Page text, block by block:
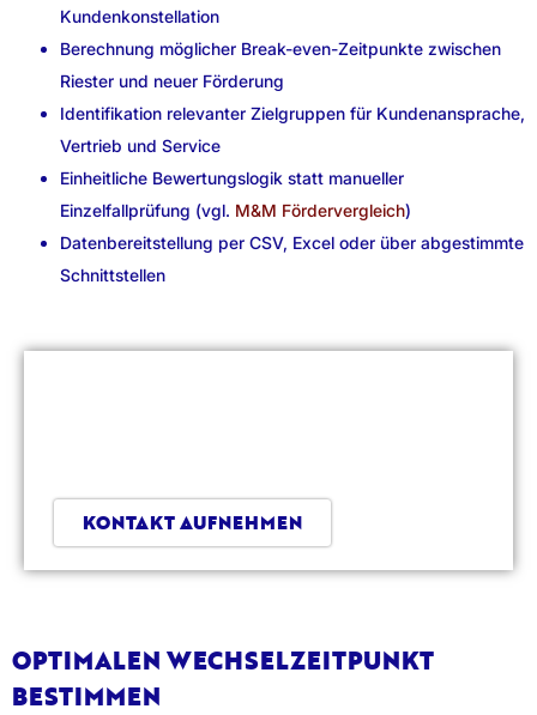
Kundenkonstellation
Berechnung möglicher Break-even-Zeitpunkte zwischen
Riester und neuer Förderung
Identifikation relevanter Zielgruppen für Kundenansprache,
Vertrieb und Service
Einheitliche Bewertungslogik statt manueller
Einzelfallprüfung (vgl. M&M Fördervergleich)
Datenbereitstellung per CSV, Excel oder über abgestimmte
Schnittstellen
KONTAKT AUFNEHMEN
OPTIMALEN WECHSELZEITPUNKT
BESTIMMEN